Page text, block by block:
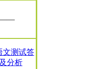
文测试答
分析